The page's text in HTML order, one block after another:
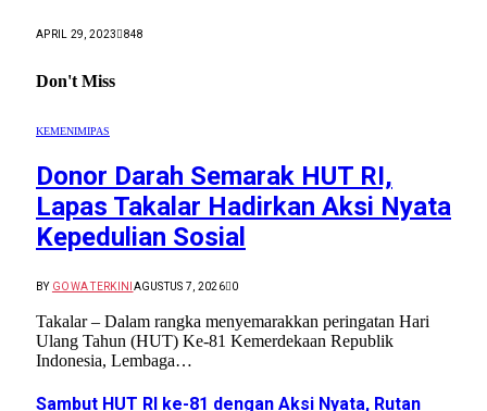
APRIL 29, 2023 848
Don't Miss
KEMENIMIPAS
Donor Darah Semarak HUT RI,
Lapas Takalar Hadirkan Aksi Nyata
Kepedulian Sosial
BY GOWA TERKINI AGUSTUS 7, 2026 0
Takalar – Dalam rangka menyemarakkan peringatan Hari
Ulang Tahun (HUT) Ke-81 Kemerdekaan Republik
Indonesia, Lembaga…
Sambut HUT RI ke-81 dengan Aksi Nyata, Rutan